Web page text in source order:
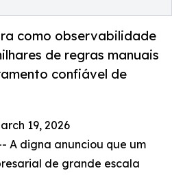
como observabilidade
de regras manuais
confiável de
19, 2026
A digna anunciou que um
de grande escala